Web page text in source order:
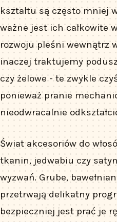
kształtu są często mniej
ważne jest ich całkowite
rozwoju pleśni wewnątrz
inaczej traktujemy
czy żelowe - te zwykle
ponieważ pranie
nieodwracalnie
Świat akcesoriów do
tkanin, jedwabiu czy
wyzwań. Grube,
przetrwają delikatny
bezpieczniej jest prać je